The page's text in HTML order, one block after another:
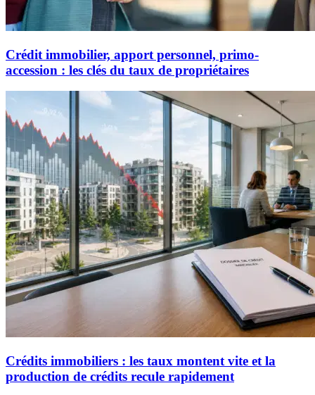
Crédit immobilier, apport personnel, primo-
accession : les clés du taux de propriétaires
Crédits immobiliers : les taux montent vite et la
production de crédits recule rapidement